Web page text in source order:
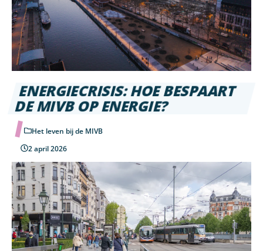
ENERGIECRISIS: HOE BESPAART
DE MIVB OP ENERGIE?
Het leven bij de MIVB
2 april 2026